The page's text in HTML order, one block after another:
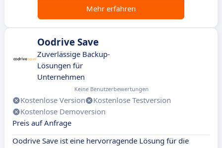
Mehr erfahren
Oodrive Save
Zuverlässige Backup-
Lösungen für
Unternehmen
Keine Benutzerbewertungen
Kostenlose Version
Kostenlose Testversion
Kostenlose Demoversion
Preis auf Anfrage
Oodrive Save ist eine hervorragende Lösung für die